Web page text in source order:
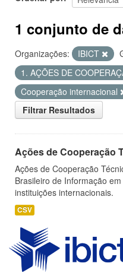
1 conjunto de
Organizações: IBICT
1. AÇÕES DE
Cooperação internacional
Filtrar Resultados
Ações de Cooperação
Ações de Cooperação
Brasileiro de Informação
instituições internacionais.
CSV